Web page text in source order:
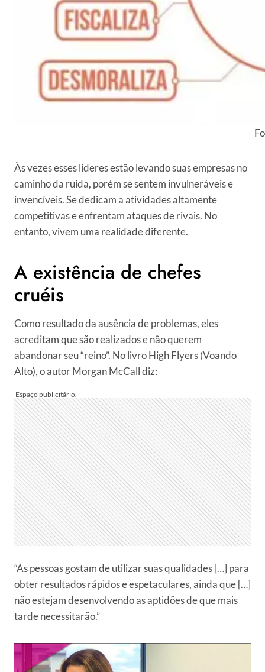
Às vezes esses líderes estão levando suas empresas no
caminho da ruída, porém se sentem invulneráveis e
invencíveis. Se dedicam a atividades altamente
competitivas e enfrentam ataques de rivais. No
entanto, vivem uma realidade diferente.
A existência de chefes
cruéis
Como resultado da ausência de problemas, eles
acreditam que são realizados e não querem
abandonar seu “reino”. No livro High Flyers (Voando
Alto), o autor Morgan McCall diz:
“As pessoas gostam de utilizar suas qualidades […] para
obter resultados rápidos e espetaculares, ainda que […]
não estejam desenvolvendo as aptidões de que mais
tarde necessitarão.”